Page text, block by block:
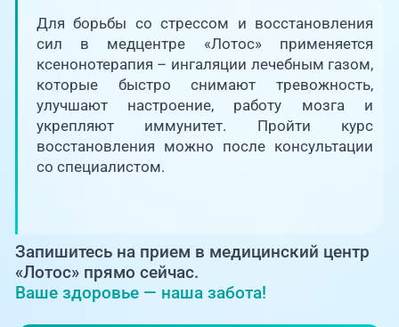
Адреса клиник
О клинике
Блог врачей
PreventAGE
+7 (351) 220-00-03
Единая справочная служба,
запись на прием
+7 (351) 220-03-03
Центр амбулаторной
жителей Казахстана
Для борьбы со стрессом и восстановления
сил в медцентре «Лотос» применяется
ксенонотерапия – ингаляции лечебным газом,
которые быстро снимают тревожность,
улучшают настроение, работу мозга и
укрепляют иммунитет. Пройти курс
восстановления можно после консультации
со специалистом.
Запишитесь на прием в медицинский центр
«Лотос» прямо сейчас.
Ваше здоровье — наша забота!